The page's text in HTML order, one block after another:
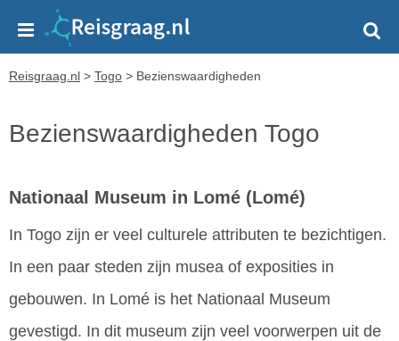
Reisgraag.nl > Togo > Bezienswaardigheden
Bezienswaardigheden Togo
Nationaal Museum in Lomé (Lomé)
In Togo zijn er veel culturele attributen te bezichtigen.
In een paar steden zijn musea of exposities in
gebouwen. In Lomé is het Nationaal Museum
gevestigd. In dit museum zijn veel voorwerpen uit de